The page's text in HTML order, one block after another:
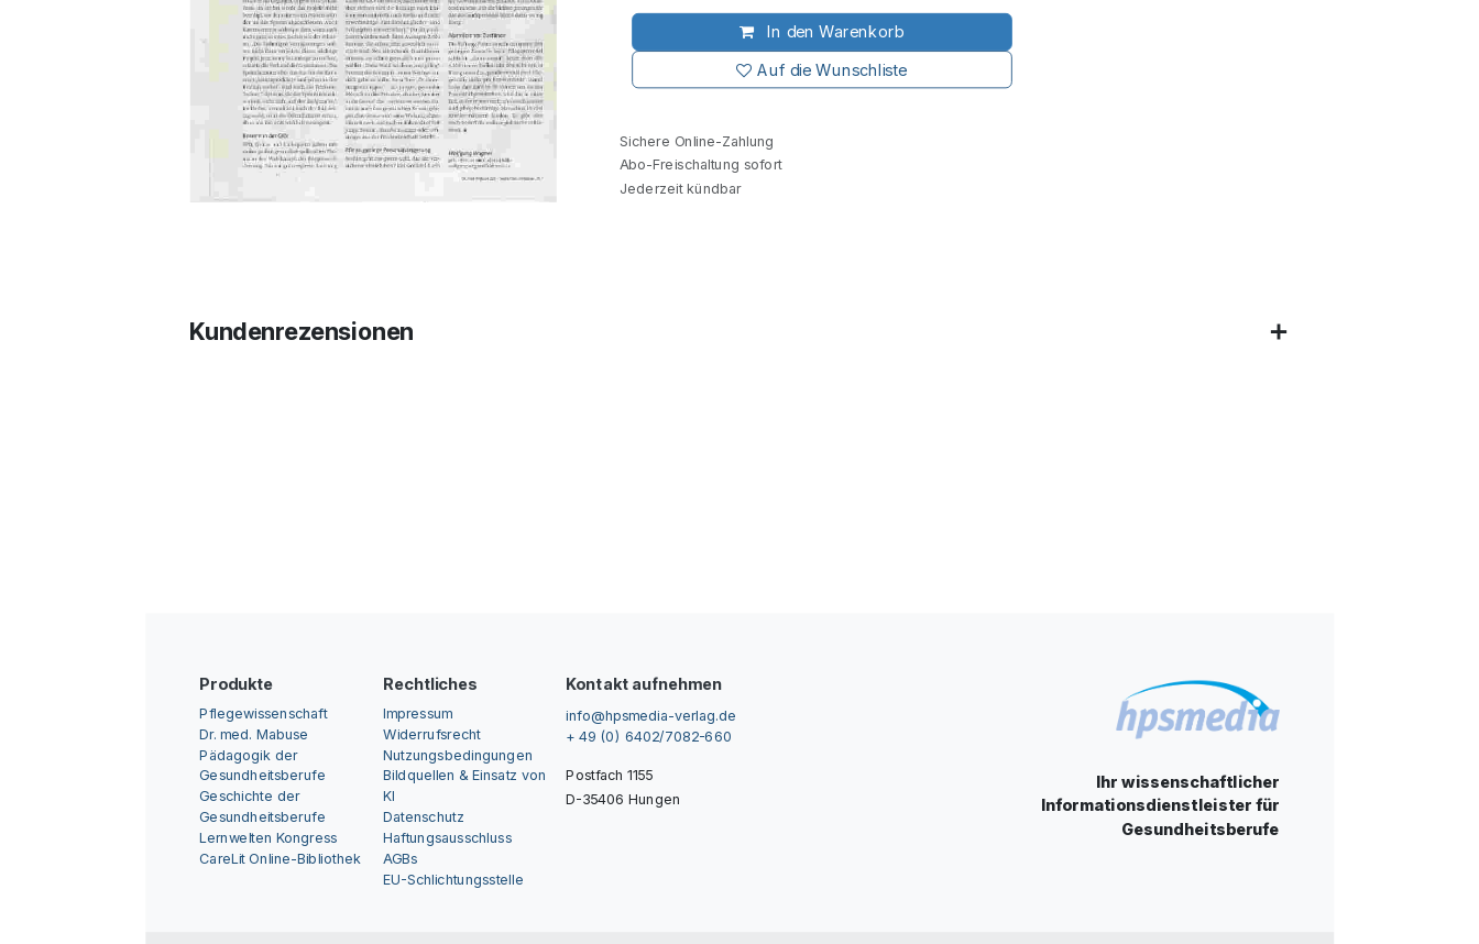
In den Warenkorb
Auf die Wunschliste
Sichere Online-Zahlung
Abo-Freischaltung sofort
Jederzeit kündbar
Kundenrezensionen
Produkte
Pflegewissenschaft
Dr. med. Mabuse
Pädagogik der
Gesundheitsberufe
Geschichte der
Gesundheitsberufe
Lernwelten Kongress
CareLit Online-Bibliothek
Rechtliches
Impressum
Widerrufsrecht
Nutzungsbedingungen
Bildquellen & Einsatz von
KI
Datenschutz
Haftungsausschluss
AGBs
EU-Schlichtungsstelle
Kontakt aufnehmen
info@hpsmedia-verlag.de
+ 49 (0) 6402/7082-660
Postfach 1155
D-35406 Hungen
Ihr wissenschaftlicher
Informationsdienstleister für
Gesundheitsberufe